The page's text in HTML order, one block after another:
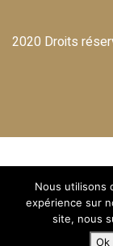
2020 Droits
Nous utilisons
expérience sur
site, nous
Ok